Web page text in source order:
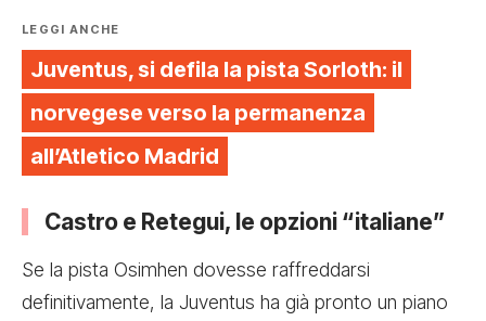
LEGGI ANCHE
Juventus, si defila la pista Sorloth: il
norvegese verso la permanenza
all’Atletico Madrid
Castro e Retegui, le opzioni “italiane”
Se la pista Osimhen dovesse raffreddarsi
definitivamente, la Juventus ha già pronto un piano